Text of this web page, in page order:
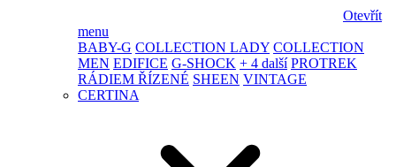
Otevřít
menu
BABY-G COLLECTION LADY COLLECTION
MEN EDIFICE G-SHOCK + 4 další PROTREK
RÁDIEM ŘÍZENÉ SHEEN VINTAGE
CERTINA